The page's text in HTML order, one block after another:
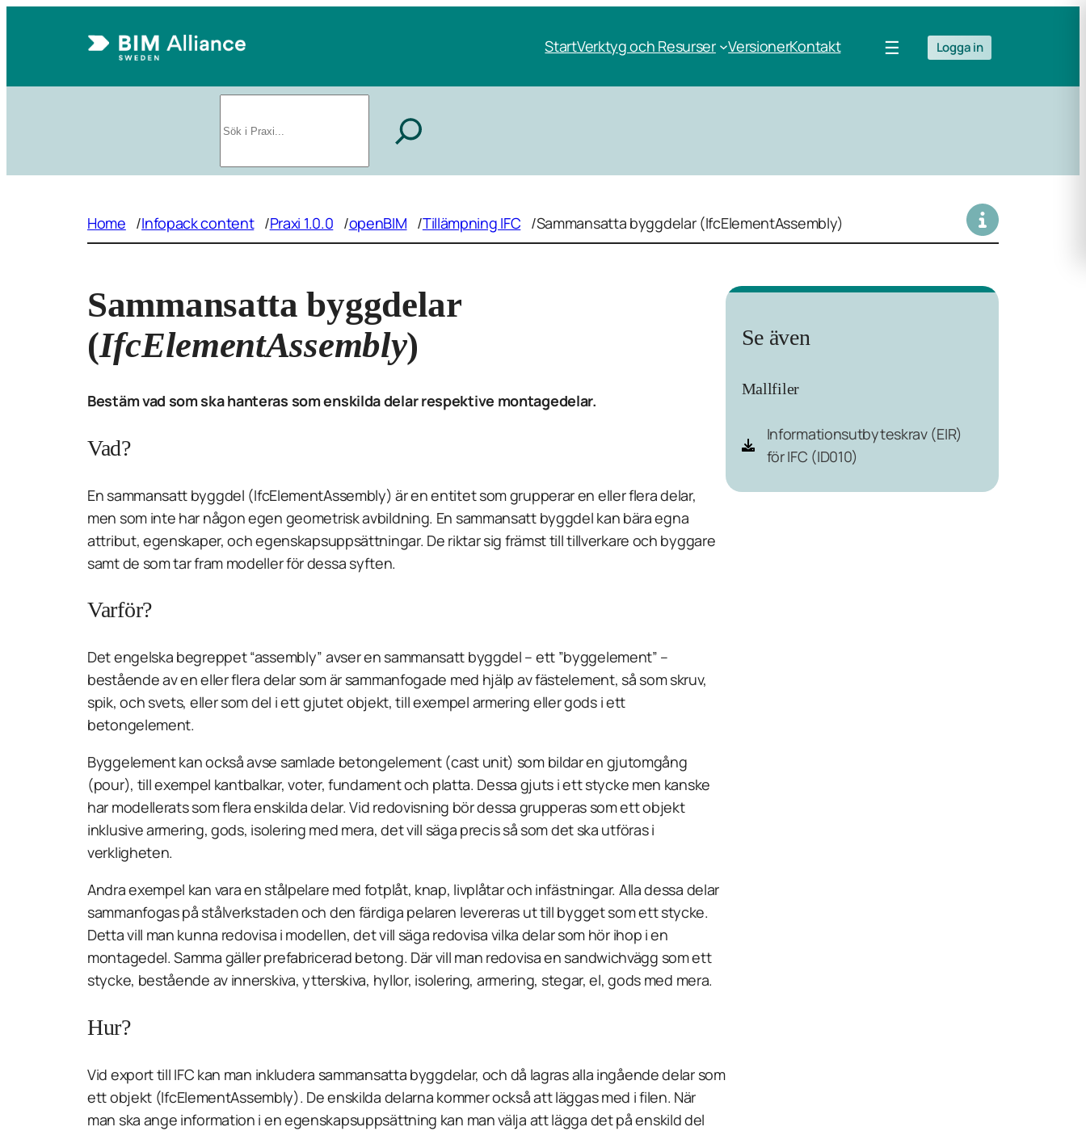
StartVerktyg och Resurser VersionerKontakt ☰ Logga in
Home /Infopack content /Praxi 1.0.0 /openBIM /Tillämpning IFC /Sammansatta byggdelar (IfcElementAssembly)
Sammansatta byggdelar
(IfcElementAssembly)
Bestäm vad som ska hanteras som enskilda delar respektive montagedelar.
Vad?
En sammansatt byggdel (IfcElementAssembly) är en entitet som grupperar en eller flera delar,
men som inte har någon egen geometrisk avbildning. En sammansatt byggdel kan bära egna
attribut, egenskaper, och egenskapsuppsättningar. De riktar sig främst till tillverkare och byggare
samt de som tar fram modeller för dessa syften.
Varför?
Det engelska begreppet “assembly” avser en sammansatt byggdel – ett ”byggelement” –
bestående av en eller flera delar som är sammanfogade med hjälp av fästelement, så som skruv,
spik, och svets, eller som del i ett gjutet objekt, till exempel armering eller gods i ett
betongelement.
Byggelement kan också avse samlade betongelement (cast unit) som bildar en gjutomgång
(pour), till exempel kantbalkar, voter, fundament och platta. Dessa gjuts i ett stycke men kanske
har modellerats som flera enskilda delar. Vid redovisning bör dessa grupperas som ett objekt
inklusive armering, gods, isolering med mera, det vill säga precis så som det ska utföras i
verkligheten.
Andra exempel kan vara en stålpelare med fotplåt, knap, livplåtar och infästningar. Alla dessa delar
sammanfogas på stålverkstaden och den färdiga pelaren levereras ut till bygget som ett stycke.
Detta vill man kunna redovisa i modellen, det vill säga redovisa vilka delar som hör ihop i en
montagedel. Samma gäller prefabricerad betong. Där vill man redovisa en sandwichvägg som ett
stycke, bestående av innerskiva, ytterskiva, hyllor, isolering, armering, stegar, el, gods med mera.
Hur?
Vid export till IFC kan man inkludera sammansatta byggdelar, och då lagras alla ingående delar som
ett objekt (IfcElementAssembly). De enskilda delarna kommer också att läggas med i filen. När
man ska ange information i en egenskapsuppsättning kan man välja att lägga det på enskild del
Se även
Mallfiler
Informationsutbyteskrav (EIR)
för IFC (ID010)